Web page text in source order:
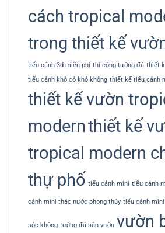
cách tropical
trong thiết kế
tiểu cảnh 3d miễn phí thi công tường đá thiết
tiểu cảnh khô có khó không thiết kế tiểu cảnh
thiết kế vườn
modernthiết kế
tropical modern
thự phố tiểu cảnh mini tiểu cảnh
cảnh mini thác nước phong thủy tiểu cảnh
sóc không tường đá sân vườn vườn